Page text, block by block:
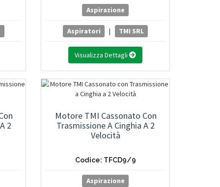
Aspirazione
Aspiratori | TMI SRL
Visualizza Dettagli
2
Motore TMI Cassonato Con
Trasmissione A Cinghia A 2
Velocità
Codice: TFCD9/9
Aspirazione